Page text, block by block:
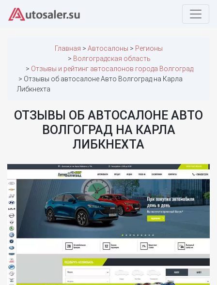
Главная Автосалоны
Регионы
Волгоградская область
Отзывы и рейтинг автосалонов города Волгоград
Отзывы об автосалоне Авто Волгоград на Карла
Либкнехта
ОТЗЫВЫ ОБ АВТОСАЛОНЕ АВТО
ВОЛГОГРАД НА КАРЛА
ЛИБКНЕХТА